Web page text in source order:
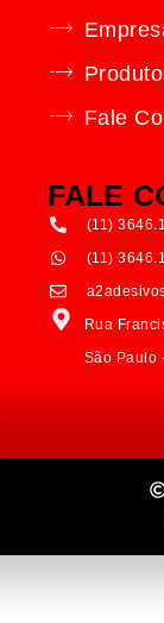
Fale
FALE
(11)
(11)
Rua
São Paulo